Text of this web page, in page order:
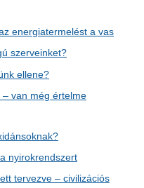
energiatermelést a vas
szerveinket?
ellene?
– van még értelme
nyirokrendszert
tervezve – civilizációs